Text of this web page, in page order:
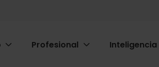
Profesional Inteligencia